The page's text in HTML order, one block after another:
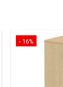
- 16%